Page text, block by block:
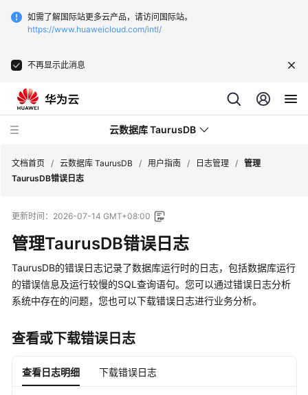
如需了解国际站更多云产品，请访问国际站。
https://www.huaweicloud.com/intl/
不再显示此消息
云数据库 TaurusDB
最
动
态
务
告
文档首页 / 云数据库 TaurusDB / 用户指南 / 日志管理 / 管理
TaurusDB错误日志
更新时间： 2026-07-14 GMT+08:00
管理TaurusDB错误日志
TaurusDB的错误日志记录了数据库运行时的日志，包括数据库运行
的错误信息及运行较慢的SQL查询语句。您可以通过错误日志分析
系统中存在的问题，您也可以下载错误日志进行业务分析。
查看或下载错误日志
查看日志明细 下载错误日志